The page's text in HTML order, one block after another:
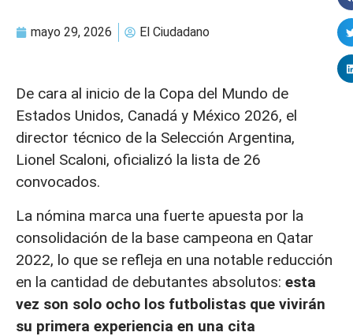
mayo 29, 2026 El Ciudadano
De cara al inicio de la Copa del Mundo de
Estados Unidos, Canadá y México 2026, el
director técnico de la Selección Argentina,
Lionel Scaloni, oficializó la lista de 26
convocados.
La nómina marca una fuerte apuesta por la
consolidación de la base campeona en Qatar
2022, lo que se refleja en una notable reducción
en la cantidad de debutantes absolutos: esta
vez son solo ocho los futbolistas que vivirán
su primera experiencia en una cita